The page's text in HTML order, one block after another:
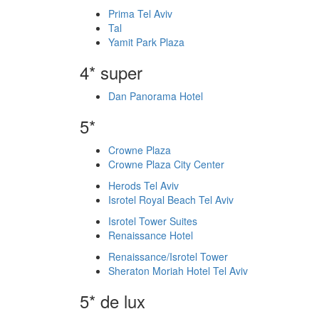
Prima Tel Aviv
Tal
Yamit Park Plaza
4* super
Dan Panorama Hotel
5*
Crowne Plaza
Crowne Plaza City Center
Herods Tel Aviv
Isrotel Royal Beach Tel Aviv
Isrotel Tower Suites
Renaissance Hotel
Renaissance/Isrotel Tower
Sheraton Moriah Hotel Tel Aviv
5* de lux